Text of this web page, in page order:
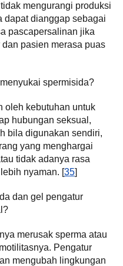
mengurangi produksi
dapat dianggap sebagai
pascapersalinan jika
pasien merasa puas
spermisida?
oleh kebutuhan untuk
hubungan seksual,
bila digunakan sendiri,
yang menghargai
tidak adanya rasa
nyaman. [35]
dan gel pengatur
merusak sperma atau
Pengatur
mengubah lingkungan